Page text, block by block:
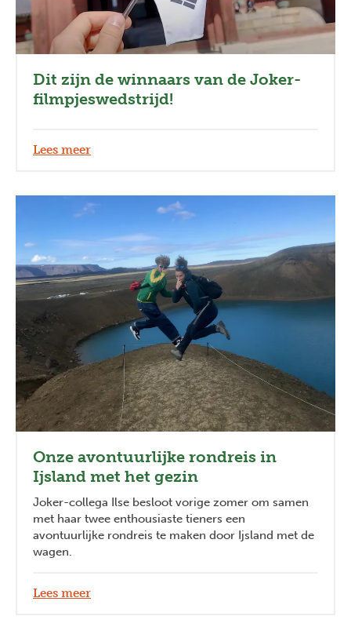
Dit zijn de winnaars van de Joker-
filmpjeswedstrijd!
Lees meer
Onze avontuurlijke rondreis in
Ijsland met het gezin
Joker-collega Ilse besloot vorige zomer om samen
met haar twee enthousiaste tieners een
avontuurlijke rondreis te maken door Ijsland met de
wagen.
Lees meer